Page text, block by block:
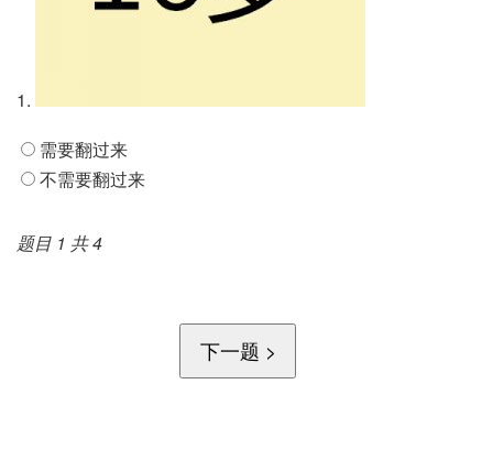
1.
需要翻过来
不需要翻过来
题目 1 共 4